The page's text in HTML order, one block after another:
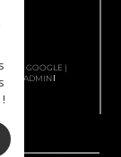
BY GOOGLE |
ADMIN